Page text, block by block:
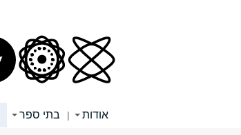
אודות | בתי ספר